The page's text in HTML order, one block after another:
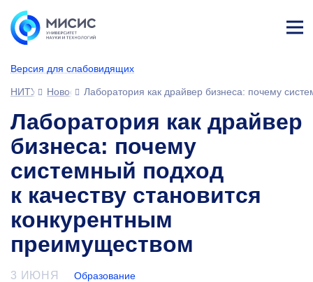
Версия для слабовидящих
ине
т
НИТУ МИСИС
НовостиЛаборатория как драйвер бизнеса: почему
Лаборатория как драйвер
бизнеса: почему
системный подход
к качеству становится
конкурентным
преимуществом
3 ИЮНЯ Образование